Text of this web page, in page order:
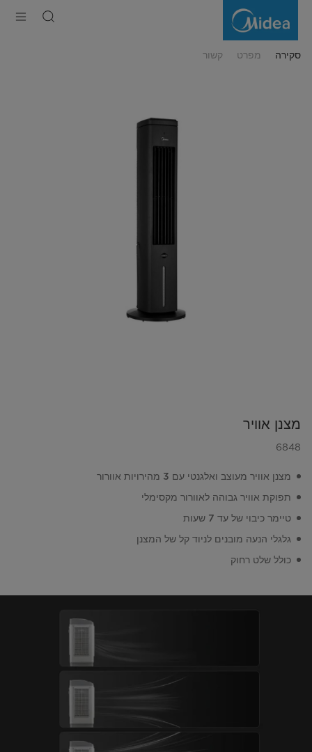
סקירה מפרט קשור
מצנן אוויר
6848
מצנן אוויר מעוצב ואלגנטי עם 3 מהירויות אוורור
תפוקת אוויר גבוהה לאוורור מקסימלי
טיימר כיבוי של עד 7 שעות
גלגלי הנעה מובנים לניוד קל של המצנן
כולל שלט רחוק